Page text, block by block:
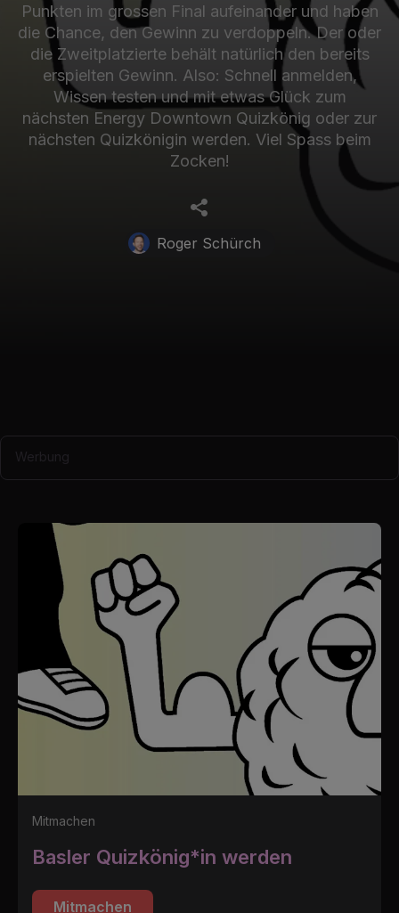
Punkten im grossen Final aufeinander und haben
die Chance, den Gewinn zu verdoppeln. Der oder
die Zweitplatzierte behält natürlich den bereits
erspielten Gewinn. Also: Schnell anmelden,
Wissen testen und mit etwas Glück zum
nächsten Energy Downtown Quizkönig oder zur
nächsten Quizkönigin werden. Viel Spass beim
Zocken!
Roger Schürch
Werbung
Mitmachen
Basler Quizkönig*in werden
Mitmachen